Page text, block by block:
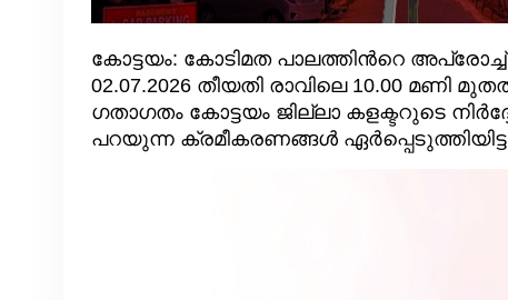
കോട്ടയം: കോടിമത പാലത്തിൻറെ
02.07.2026 തീയതി രാവിലെ 10.00 മണി
ഗതാഗതം കോട്ടയം ജില്ലാ കളക്ടറുടെ
പറയുന്ന ക്രമീകരണങ്ങൾ